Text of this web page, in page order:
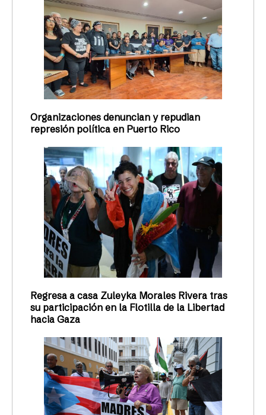
Organizaciones denuncian y repudian
represión política en Puerto Rico
Regresa a casa Zuleyka Morales Rivera tras
su participación en la Flotilla de la Libertad
hacia Gaza